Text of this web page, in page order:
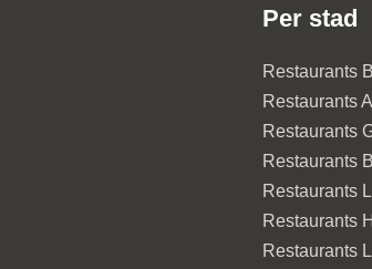
Per stad
Restaurants
Restaurants
Restaurants
Restaurants
Restaurants
Restaurants
Restaurants